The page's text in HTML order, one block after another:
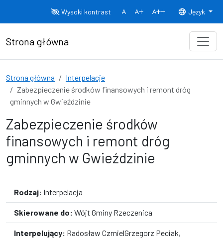
Wysoki kontrast
Normalny rozmiar czcionki
Rozmiar czcionki 150% Rozmiar
Język
Strona główna
Strona główna
Interpelacje
Zabezpieczenie środków finansowych i remont dróg
gminnych w Gwieździnie
Zabezpieczenie środków
finansowych i remont dróg
gminnych w Gwieździnie
Rodzaj: Interpelacja
Skierowane do: Wójt Gminy Rzeczenica
Interpelujący: Radosław CzmielGrzegorz Peciak,